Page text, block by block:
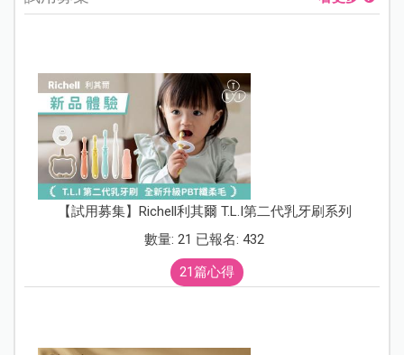
【試用募集】Richell利其爾 T.L.I第二代乳牙刷系列
數量: 21 已報名: 432
21篇心得